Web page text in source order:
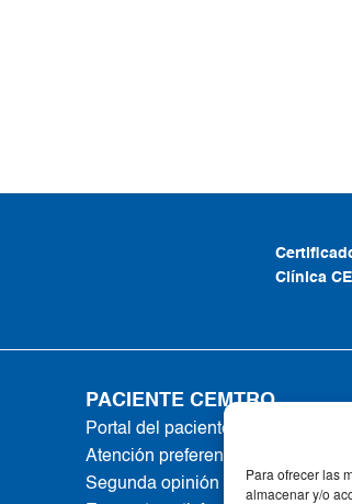
Para ofrecer las
almacenar y/o
Clínica
PACIENTE CEMTRO
Portal del paciente
Atención preferente
Segunda opinión online